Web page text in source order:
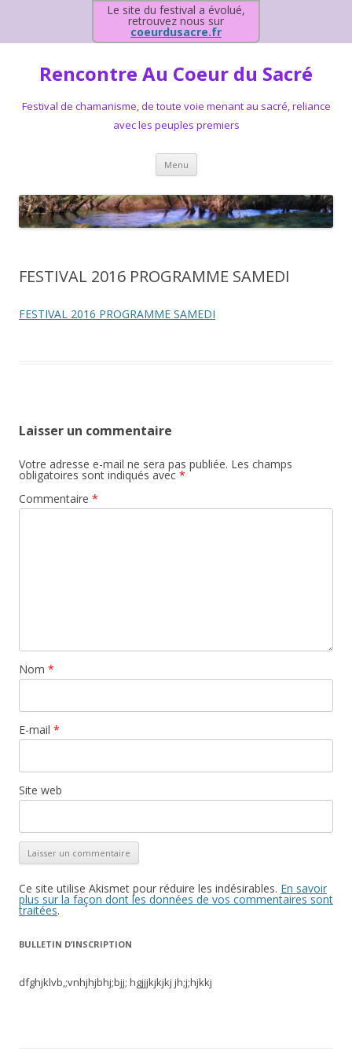
Le site du festival a évolué,
retrouvez nous sur
coeurdusacre.fr
Rencontre Au Coeur du Sacré
Festival de chamanisme, de toute voie menant au sacré, reliance
avec les peuples premiers
Menu Aller au contenu principal
FESTIVAL 2016 PROGRAMME SAMEDI
FESTIVAL 2016 PROGRAMME SAMEDI
Laisser un commentaire
Votre adresse e-mail ne sera pas publiée. Les champs
obligatoires sont indiqués avec *
Commentaire *
Nom *
E-mail *
Site web
Ce site utilise Akismet pour réduire les indésirables. En savoir
plus sur la façon dont les données de vos commentaires sont
traitées.
BULLETIN D’INSCRIPTION
dfghjklvb,;vnhjhjbhj;bjj; hgjjjkjkjkj jh;j;hjkkj